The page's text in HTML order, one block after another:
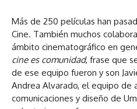
Más de 250 películas han
Cine. También muchos
ámbito cinematográfico en
cine es comunidad, frase que
de ese equipo fueron y son
Andrea Alvarado, el equipo de
comunicaciones y diseño de